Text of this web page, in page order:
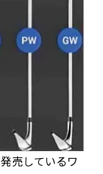
売しているワ